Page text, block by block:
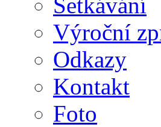
Výroční
Odkazy
Kontakt
Foto